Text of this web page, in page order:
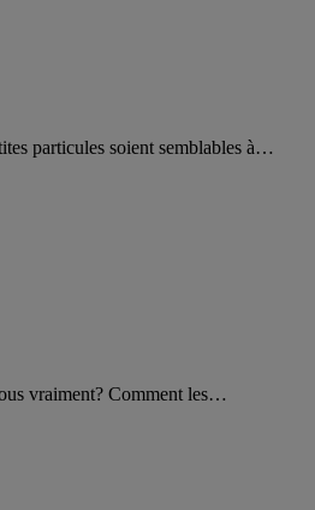
particules soient semblables à…
vraiment? Comment les…